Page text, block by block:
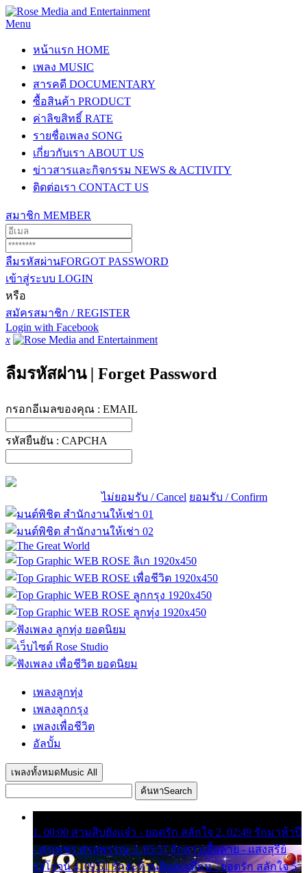
Menu
หน้าแรก HOME
เพลง MUSIC
สารคดี DOCUMENTARY
ซื้อสินค้า PRODUCT
ค่าลิขสิทธิ์ RATE
รายชื่อเพลง SONG
เกี่ยวกับเรา ABOUT US
ข่าวสารและกิจกรรม NEWS & ACTIVITY
ติดต่อเรา CONTACT US
สมาชิก MEMBER
ลืมรหัสผ่านFORGOT PASSWORD
เข้าสู่ระบบ LOGIN
หรือ
สมัครสมาชิก / REGISTER
Login with Facebook
x
ลืมรหัสผ่าน | Forget Password
กรอกอีเมลของคุณ : EMAIL
รหัสยืนยัน : CAPCHA
ไม่ยอมรับ / Cancel ยอมรับ / Confirm
เพลงลูกทุ่ง
เพลงลูกกรุง
เพลงเพื่อชีวิต
อัลบั้ม
เพลงทั้งหมด Music All
ค้นหาSearch
1. 00:00 สามสิบยังแจ๋ว - ยอดรัก สลักใจ 2. 02:49 รักมาห้าปี
- ศรเพชร ศรสุพรรณ 3. 05:57 รักสาวเสื้อลาย - แสงสุรีย์
รุ่งโรจน์ 4. 09:51 รักสะท้านดินสะเทือน - ยอดรัก สลักใจ 5.